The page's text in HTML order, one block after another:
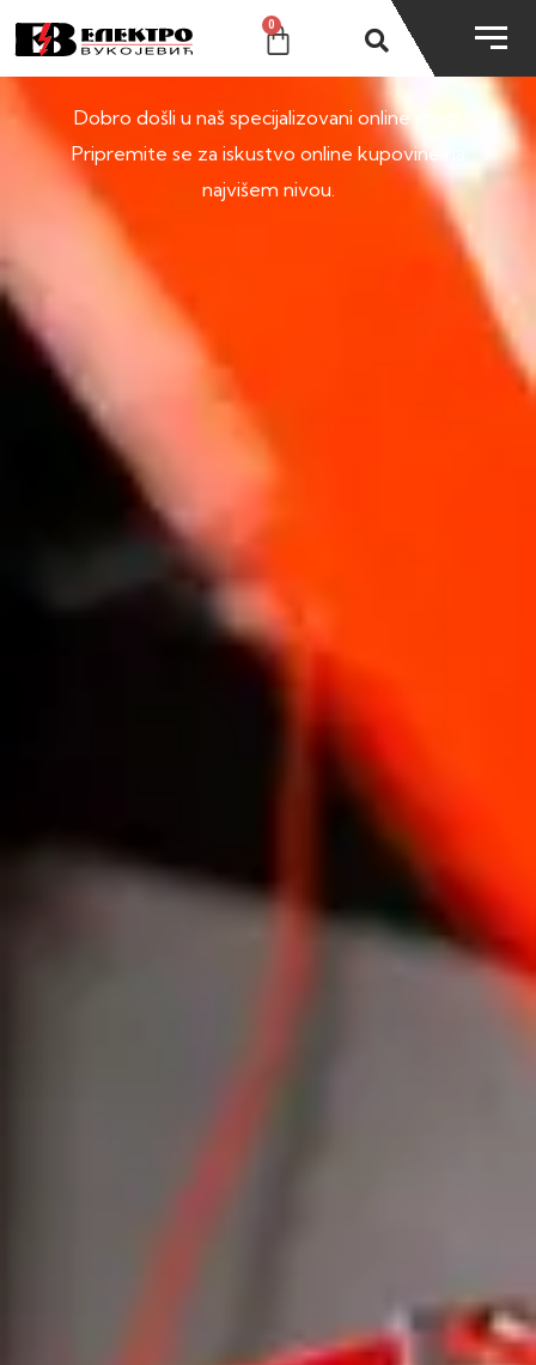
0
SHOP
Dobro došli u naš specijalizovani online shop.
Pripremite se za iskustvo online kupovine na
najvišem nivou.